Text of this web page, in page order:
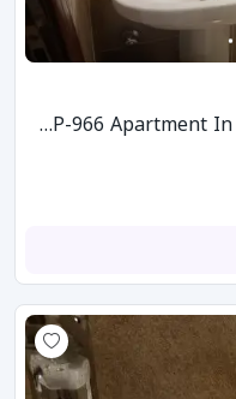
G0P-966 Apartment In Region Durat Alarous, Jeddah